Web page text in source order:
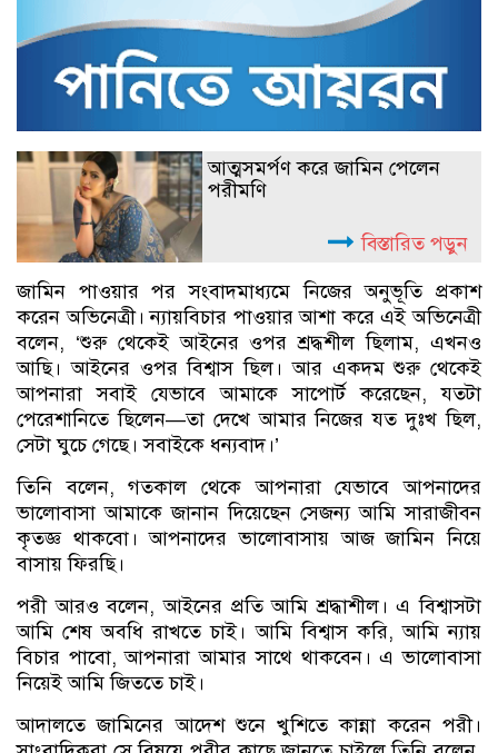
আত্মসমর্পণ করে জামিন পেলেন
পরীমণি
বিস্তারিত পড়ুন
জামিন পাওয়ার পর সংবাদমাধ্যমে নিজের অনুভূতি প্রকাশ
করেন অভিনেত্রী। ন্যায়বিচার পাওয়ার আশা করে এই অভিনেত্রী
বলেন, ‘শুরু থেকেই আইনের ওপর শ্রদ্ধশীল ছিলাম, এখনও
আছি। আইনের ওপর বিশ্বাস ছিল। আর একদম শুরু থেকেই
আপনারা সবাই যেভাবে আমাকে সাপোর্ট করেছেন, যতটা
পেরেশানিতে ছিলেন—তা দেখে আমার নিজের যত দুঃখ ছিল,
সেটা ঘুচে গেছে। সবাইকে ধন্যবাদ।’
তিনি বলেন, গতকাল থেকে আপনারা যেভাবে আপনাদের
ভালোবাসা আমাকে জানান দিয়েছেন সেজন্য আমি সারাজীবন
কৃতজ্ঞ থাকবো। আপনাদের ভালোবাসায় আজ জামিন নিয়ে
বাসায় ফিরছি।
পরী আরও বলেন, আইনের প্রতি আমি শ্রদ্ধাশীল। এ বিশ্বাসটা
আমি শেষ অবধি রাখতে চাই। আমি বিশ্বাস করি, আমি ন্যায়
বিচার পাবো, আপনারা আমার সাথে থাকবেন। এ ভালোবাসা
নিয়েই আমি জিততে চাই।
আদালতে জামিনের আদেশ শুনে খুশিতে কান্না করেন পরী।